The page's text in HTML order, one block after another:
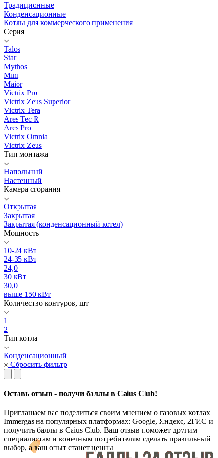
Традиционные
Конденсационные
Котлы для коммерческого применения
Серия
Talos
Star
Mythos
Mini
Maior
Victrix Pro
Victrix Zeus Superior
Victrix Tera
Ares Tec R
Ares Pro
Victrix Omnia
Victrix Zeus
Тип монтажа
Напольный
Настенный
Камера сгорания
Открытая
Закрытая
Закрытая (конденсационный котел)
Мощность
10-24 кВт
24-35 кВт
24,0
30 кВт
30,0
выше 150 кВт
Количество контуров, шт
1
2
Тип котла
Конденсационный
Сбросить фильтр
Оставь отзыв - получи баллы в Caius Club!
Приглашаем вас поделиться своим мнением о газовых котлах
Immergas на популярных платформах: Google, Яндекс, 2ГИС и
получить баллы в Caius Club. Ваш отзыв поможет другим
специалистам и конечным потребителям сделать правильный
выбор, а ваш опыт станет ценны